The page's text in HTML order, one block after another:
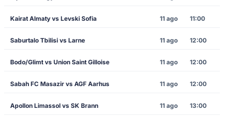
Kairat Almaty vs Levski Sofia 11 ago 11:00
Saburtalo Tbilisi vs Larne 11 ago 12:00
Bodo/Glimt vs Union Saint Gilloise 11 ago 12:00
Sabah FC Masazir vs AGF Aarhus 11 ago 12:00
Apollon Limassol vs SK Brann 11 ago 13:00